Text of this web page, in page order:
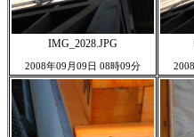
IMG_2028.JPG
2008年09月09日 08時09分